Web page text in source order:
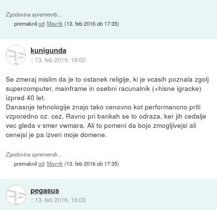
Zgodovina sprememb…
premaknilod:Mavrik(13. feb 2016 ob 17:35)
kunigunda
:: 13. feb 2016, 16:02
Se zmeraj mislim da je to ostanek religije, ki je vcasih poznala zgolj
supercomputer, mainframe in osebni racunalnik (+hisne igracke)
izpred 40 let.
Danasnje tehnologije znajo tako cenovno kot performancno priti
vzporedno oz. cez. Ravno pri bankah se to odraza, ker jih cedalje
vec gleda v smer vwmara. Ali to pomeni da bojo zmogljivejsi ali
cenejsi je pa izven moje domene.
Zgodovina sprememb…
premaknilod:Mavrik(13. feb 2016 ob 17:35)
pegasus
:: 13. feb 2016, 16:03